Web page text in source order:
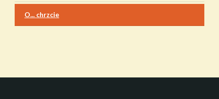
O... chrzcie